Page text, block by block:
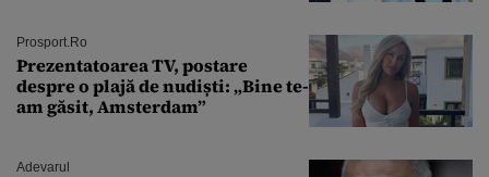
Prosport.ro
Prezentatoarea TV, postare
despre o plajă de nudiști: „Bine te-
am găsit, Amsterdam”
Adevarul